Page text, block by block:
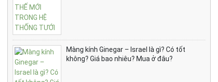
Màng kính Ginegar – Israel là gì? Có tốt
không? Giá bao nhiêu? Mua ở đâu?